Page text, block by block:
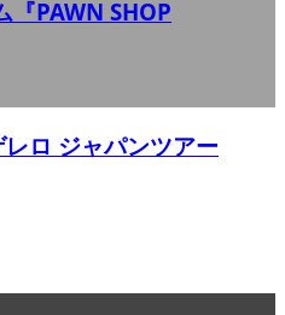
PAWN SHOP
ロ ジャパンツアー